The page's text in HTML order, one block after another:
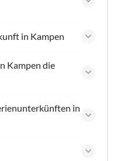
in Kampen
Kampen die
in